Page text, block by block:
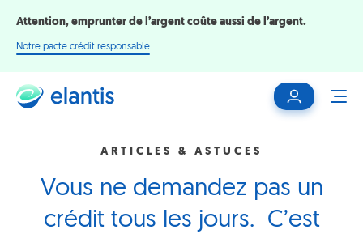
Attention, emprunter de l’argent coûte aussi de l’argent.
Notre pacte crédit responsable
Mon
espace
client
ARTICLES & ASTUCES
Vous ne demandez pas un
crédit tous les jours. C’est